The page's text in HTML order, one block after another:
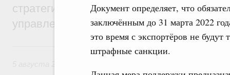
Документ определяет, что
заключённым до 31 марта 2022
это время с экспортёров не будут
штрафные санкции.
стратегической сессии о
управления научно-технологическим